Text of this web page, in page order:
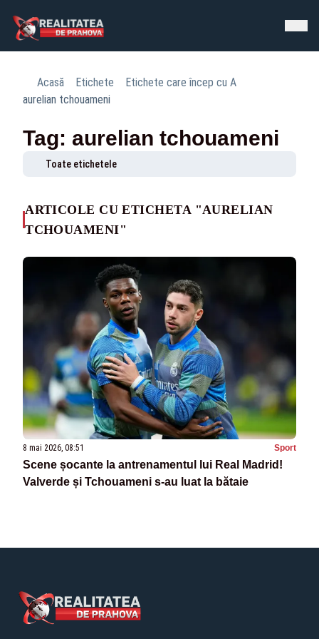
Acasă Etichete
Etichete care încep cu A
aurelian tchouameni
Tag: aurelian tchouameni
Toate etichetele
ARTICOLE CU ETICHETA "AURELIAN
TCHOUAMENI"
8 mai 2026, 08:51 Sport
Scene șocante la antrenamentul lui Real Madrid!
Valverde și Tchouameni s-au luat la bătaie